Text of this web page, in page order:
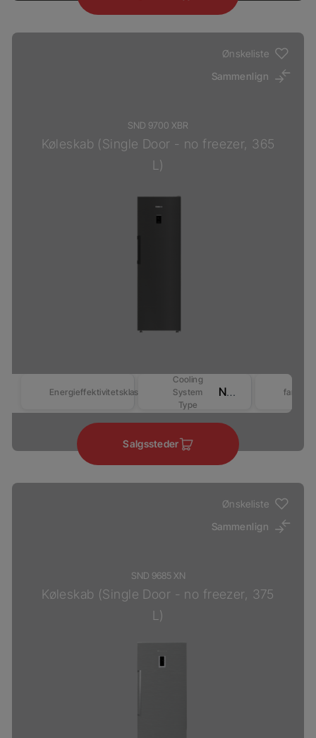
Ønskeliste
Sammenlign
SND 9700 XBR
Køleskab (Single Door - no freezer, 365
L)
Energieffektivitetsklasse
Cooling
System
Type
No Frost farver
Salgssteder
Ønskeliste
Sammenlign
SND 9685 XN
Køleskab (Single Door - no freezer, 375
L)